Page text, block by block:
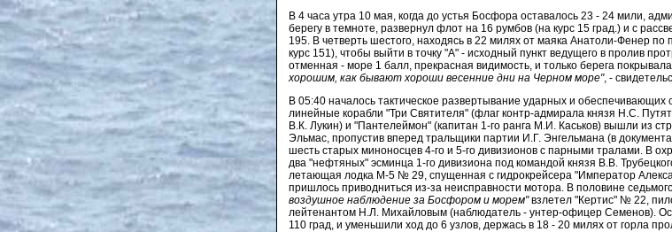
В 4 часа утра 10 мая, когда до устья Босфора оставалось 23 - 24 мили,
берегу в темноте, развернул флот на 16 румбов (на курс 15 град.) и с
195. В четверть шестого, находясь в 22 милях от маяка Анатоли-Фенер по
курс 151), чтобы выйти в точку "А" - исходный пункт ведущего в пролив
отменная - море 1 балл, прекрасная видимость, и только берега покрывала
хорошим, как бывают хороши весенние дни на Черном море", -
В 05:40 началось тактическое развертывание ударных и
линейные корабли "Три Святителя" (флаг контр-адмирала князя Н.С.
В.К. Лукин) и "Пантелеймон" (капитан 1-го ранга М.И. Каськов) вышли из
Эльмас, пропустив вперед тральщики партии И.Г. Энгельмана (в
шесть старых миноносцев 4-го и 5-го дивизионов с парными тралами. В
два "нефтяных" эсминца 1-го дивизиона под командой князя В.В.
летающая лодка М-5 № 29, спущенная с гидрокрейсера "Император
пришлось приводниться из-за неисправности мотора. В половине
воздушное наблюдение за Босфором и морем"взлетел "Кертис" № 22,
лейтенантом Н.Л. Михайловым (наблюдатель - унтер-офицер Семенов).
110 град, и уменьшили ход до 6 узлов, держась в 18 - 20 милях от горла